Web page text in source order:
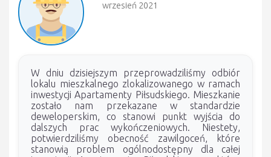
wrzesień 2021
W dniu dzisiejszym przeprowadziliśmy odbiór
lokalu mieszkalnego zlokalizowanego w ramach
inwestycji Apartamenty Piłsudskiego. Mieszkanie
zostało nam przekazane w standardzie
deweloperskim, co stanowi punkt wyjścia do
dalszych prac wykończeniowych. Niestety,
potwierdziliśmy obecność zawilgoceń, które
stanowią problem ogólnodostępny dla całej